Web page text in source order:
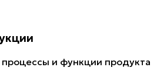
и функции продукта